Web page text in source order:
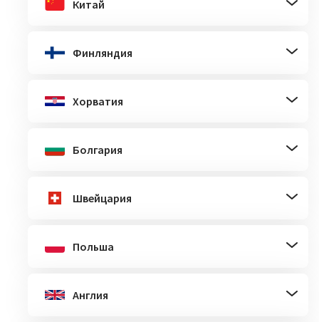
Китай
Финляндия
Хорватия
Болгария
Швейцария
Польша
Англия